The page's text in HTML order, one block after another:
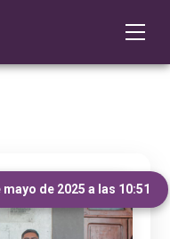
mayo de 2025 a las 10:51